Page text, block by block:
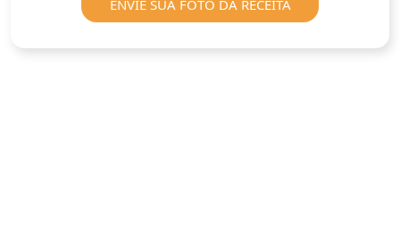
ENVIE SUA FOTO DA RECEITA